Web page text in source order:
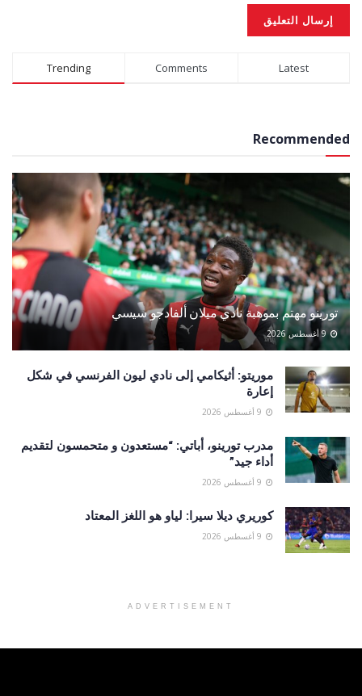
Alternative:
Trending Comments Latest
Recommended
تورينو مهتم بموهبة نادي ميلان ألفادجو سيسي
9 أغسطس 2026
موريتو: أثيكامي إلى نادي ليون الفرنسي في شكل
إعارة
مدرب تورينو، أباتي: “مستعدون و متحمسون لتقديم
أداء جيد”
كوريري ديلا سيرا: لياو هو اللغز المعتاد
ADVERTISEMENT